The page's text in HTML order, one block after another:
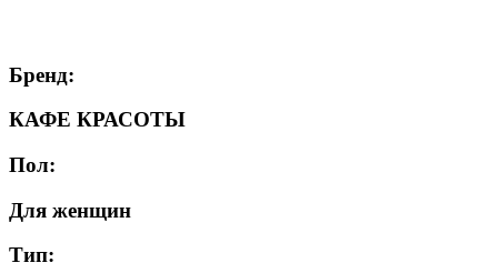
Бренд:
КАФЕ КРАСОТЫ
Пол:
Для женщин
Тип: